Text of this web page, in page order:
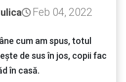
Feb 04, 2022
cum am spus, totul
de sus în jos, copii fac
în casă.